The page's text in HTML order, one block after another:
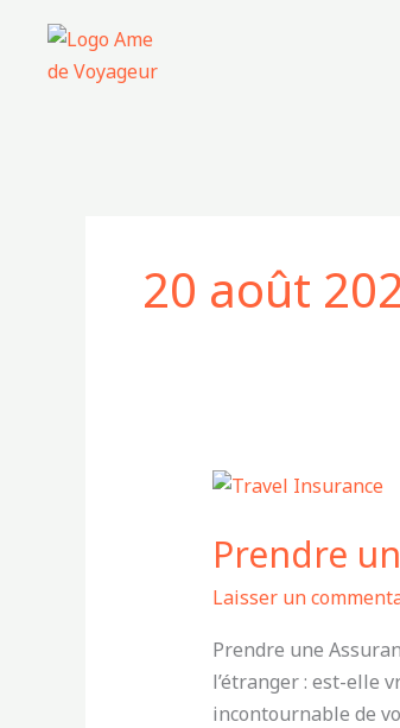
contenu
20 août
Prendre
Laisser un
Prendre une
l’étranger : est-elle
incontournable de
Prendre
assurance
:
Est-
ce
vraiment